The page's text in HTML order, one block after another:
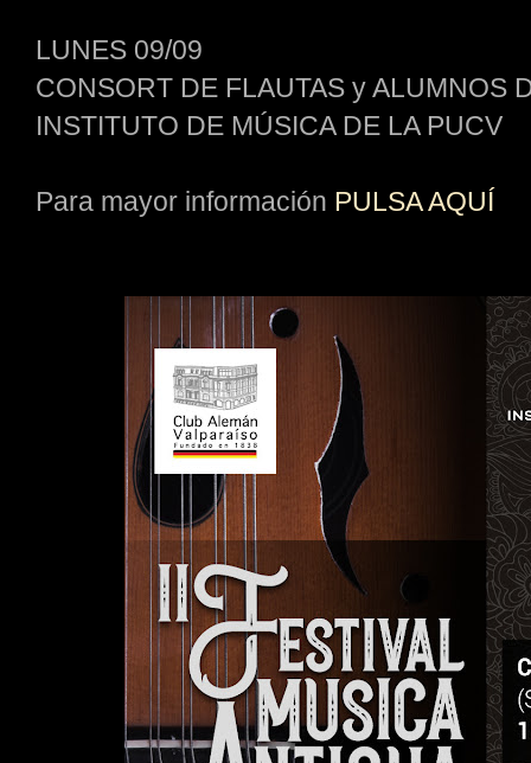
LUNES 09/09
CONSORT DE FLAUTAS y ALUMNOS
INSTITUTO DE MÚSICA DE LA PUCV
Para mayor información PULSA AQUÍ